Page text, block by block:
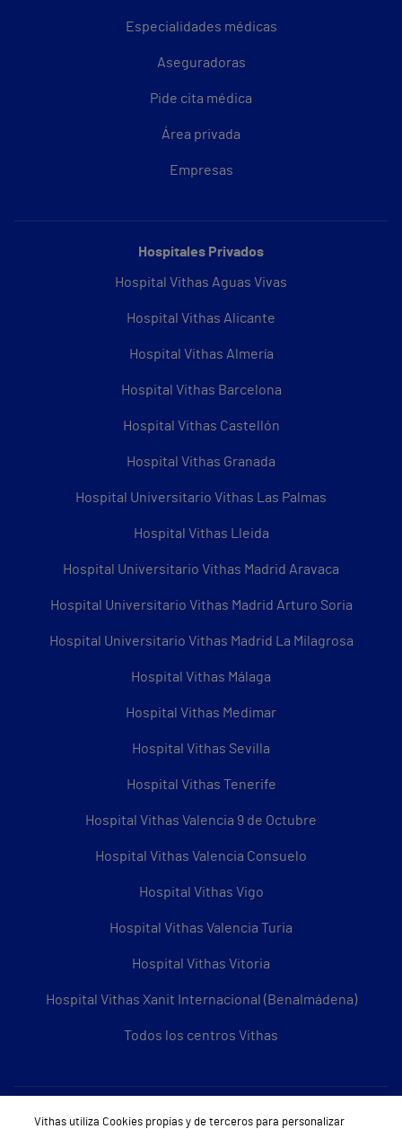
Especialidades médicas
Aseguradoras
Pide cita médica
Área privada
Empresas
Hospitales Privados
Hospital Vithas Aguas Vivas
Hospital Vithas Alicante
Hospital Vithas Almería
Hospital Vithas Barcelona
Hospital Vithas Castellón
Hospital Vithas Granada
Hospital Universitario Vithas Las Palmas
Hospital Vithas Lleida
Hospital Universitario Vithas Madrid Aravaca
Hospital Universitario Vithas Madrid Arturo Soria
Hospital Universitario Vithas Madrid La Milagrosa
Hospital Vithas Málaga
Hospital Vithas Medimar
Hospital Vithas Sevilla
Hospital Vithas Tenerife
Hospital Vithas Valencia 9 de Octubre
Hospital Vithas Valencia Consuelo
Hospital Vithas Vigo
Hospital Vithas Valencia Turia
Hospital Vithas Vitoria
Hospital Vithas Xanit Internacional (Benalmádena)
Todos los centros Vithas
Sobre Vithas
Vithas utiliza Cookies propias y de terceros para personalizar